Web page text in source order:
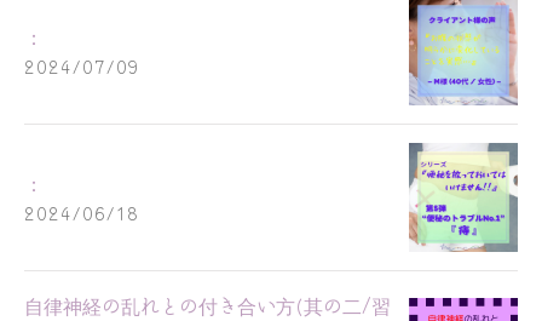
：
2024/07/09
：
2024/06/18
自律神経の乱れとの付き合い方(其の二/習